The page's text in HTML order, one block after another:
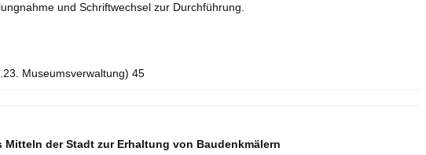
und Schriftwechsel zur Durchführung.
Museumsverwaltung) 45
der Stadt zur Erhaltung von Baudenkmälern